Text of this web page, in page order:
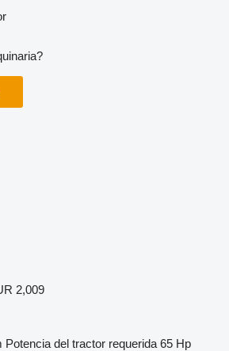
2,009
Potencia del tractor requerida 65 Hp